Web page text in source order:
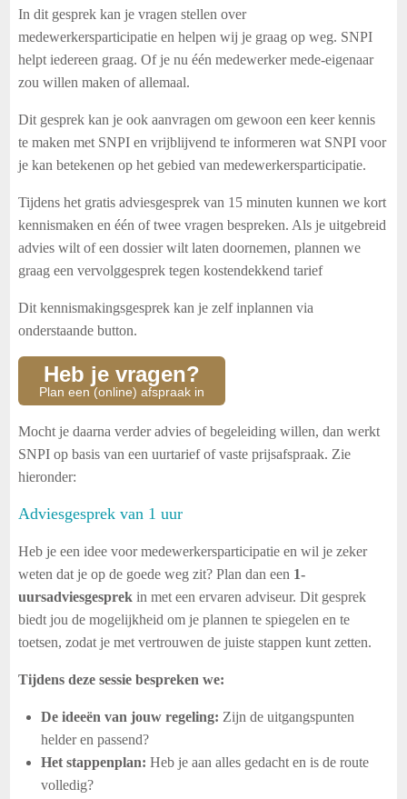
In dit gesprek kan je vragen stellen over
medewerkersparticipatie en helpen wij je graag op weg. SNPI
helpt iedereen graag. Of je nu één medewerker mede-eigenaar
zou willen maken of allemaal.
Dit gesprek kan je ook aanvragen om gewoon een keer kennis
te maken met SNPI en vrijblijvend te informeren wat SNPI voor
je kan betekenen op het gebied van medewerkersparticipatie.
Tijdens het gratis adviesgesprek van 15 minuten kunnen we kort
kennismaken en één of twee vragen bespreken. Als je uitgebreid
advies wilt of een dossier wilt laten doornemen, plannen we
graag een vervolggesprek tegen kostendekkend tarief
Dit kennismakingsgesprek kan je zelf inplannen via
onderstaande button.
Heb je vragen?
Plan een (online) afspraak in
Mocht je daarna verder advies of begeleiding willen, dan werkt
SNPI op basis van een uurtarief of vaste prijsafspraak. Zie
hieronder:
Adviesgesprek van 1 uur
Heb je een idee voor medewerkersparticipatie en wil je zeker
weten dat je op de goede weg zit? Plan dan een 1-
uursadviesgesprek in met een ervaren adviseur. Dit gesprek
biedt jou de mogelijkheid om je plannen te spiegelen en te
toetsen, zodat je met vertrouwen de juiste stappen kunt zetten.
Tijdens deze sessie bespreken we:
De ideeën van jouw regeling: Zijn de uitgangspunten
helder en passend?
Het stappenplan: Heb je aan alles gedacht en is de route
volledig?